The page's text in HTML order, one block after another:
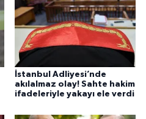
İstanbul Adliyesi’nde
akılalmaz olay! Sahte hakim
ifadeleriyle yakayı ele verdi